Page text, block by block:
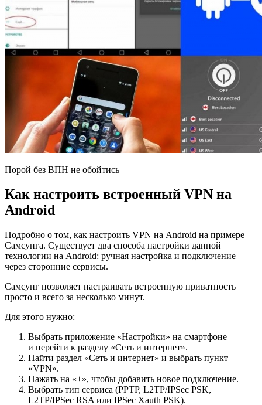
Порой без ВПН не обойтись
Как настроить встроенный VPN на
Android
Подробно о том, как настроить VPN на Android на примере
Самсунга. Существует два способа настройки данной
технологии на Android: ручная настройка и подключение
через сторонние сервисы.
Самсунг позволяет настраивать встроенную приватность
просто и всего за несколько минут.
Для этого нужно:
Выбрать приложение «Настройки» на смартфоне
и перейти к разделу «Сеть и интернет».
Найти раздел «Сеть и интернет» и выбрать пункт
«VPN».
Нажать на «+», чтобы добавить новое подключение.
Выбрать тип сервиса (PPTP, L2TP/IPSec PSK,
L2TP/IPSec RSA или IPSec Xauth PSK).